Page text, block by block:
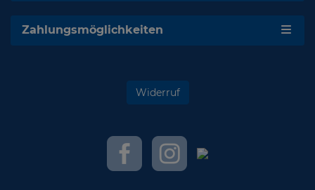
Zahlungsmöglichkeiten
Widerruf